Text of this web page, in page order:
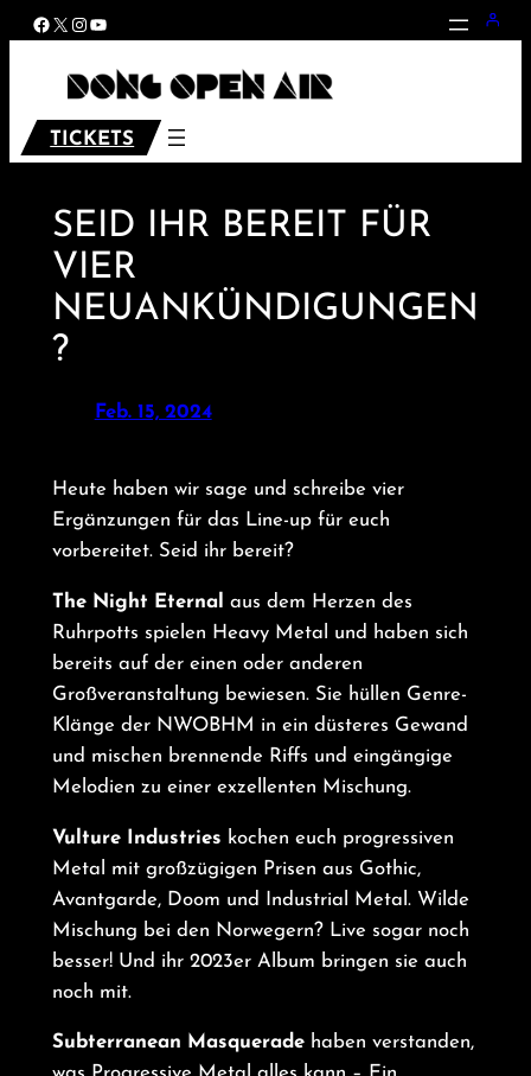
Zum
springen
Facebook
X Instagram
YouTube
TICKETS
SEID IHR BEREIT FÜR
VIER
NEUANKÜNDIGUNGEN
?
Feb. 15, 2024
Heute haben wir sage und schreibe vier
Ergänzungen für das Line-up für euch
vorbereitet. Seid ihr bereit?
The Night Eternal aus dem Herzen des
Ruhrpotts spielen Heavy Metal und haben sich
bereits auf der einen oder anderen
Großveranstaltung bewiesen. Sie hüllen Genre-
Klänge der NWOBHM in ein düsteres Gewand
und mischen brennende Riffs und eingängige
Melodien zu einer exzellenten Mischung.
Vulture Industries kochen euch progressiven
Metal mit großzügigen Prisen aus Gothic,
Avantgarde, Doom und Industrial Metal. Wilde
Mischung bei den Norwegern? Live sogar noch
besser! Und ihr 2023er Album bringen sie auch
noch mit.
Subterranean Masqueradehaben verstanden,